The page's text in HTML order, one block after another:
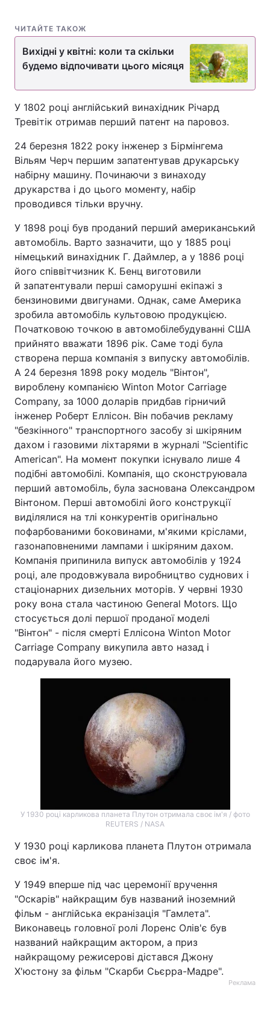
ЧИТАЙТЕ ТАКОЖ
Вихідні у квітні: коли та скільки
будемо відпочивати цього місяця
У 1802 році англійський винахідник Річард
Тревітік отримав перший патент на паровоз.
24 березня 1822 року інженер з Бірмінгема
Вільям Черч першим запатентував друкарську
набірну машину. Починаючи з винаходу
друкарства і до цього моменту, набір
проводився тільки вручну.
У 1898 році був проданий перший американський
автомобіль. Варто зазначити, що у 1885 році
німецький винахідник Г. Даймлер, а у 1886 році
його співвітчизник К. Бенц виготовили
й запатентували перші саморушні екіпажі з
бензиновими двигунами. Однак, саме Америка
зробила автомобіль культовою продукцією.
Початковою точкою в автомобілебудуванні США
прийнято вважати 1896 рік. Саме тоді була
створена перша компанія з випуску автомобілів.
А 24 березня 1898 року модель "Вінтон",
вироблену компанією Winton Motor Carriage
Company, за 1000 доларів придбав гірничий
інженер Роберт Еллісон. Він побачив рекламу
"безкінного" транспортного засобу зі шкіряним
дахом і газовими ліхтарями в журналі "Scientific
American". На момент покупки існувало лише 4
подібні автомобілі. Компанія, що сконструювала
перший автомобіль, була заснована Олександром
Вінтоном. Перші автомобілі його конструкції
виділялися на тлі конкурентів оригінально
пофарбованими боковинами, м'якими кріслами,
газонаповненими лампами і шкіряним дахом.
Компанія припинила випуск автомобілів у 1924
році, але продовжувала виробництво суднових і
стаціонарних дизельних моторів. У червні 1930
року вона стала частиною General Motors. Що
стосується долі першої проданої моделі
"Вінтон" - після смерті Еллісона Winton Motor
Carriage Company викупила авто назад і
подарувала його музею.
У 1930 році карликова планета Плутон отримала своє ім'я / фото
REUTERS / NASA
У 1930 році карликова планета Плутон отримала
своє ім'я.
У 1949 вперше під час церемонії вручення
"Оскарів" найкращим був названий іноземний
фільм - англійська екранізація "Гамлета".
Виконавець головної ролі Лоренс Олів'є був
названий найкращим актором, а приз
найкращому режисерові дістався Джону
Х'юстону за фільм "Скарби Сьєрра-Мадре".
Реклама